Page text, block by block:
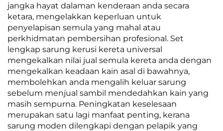
jangka hayat dalaman kenderaan anda secara
ketara, mengelakkan keperluan untuk
penyelapisan semula yang mahal atau
perkhidmatan pembersihan profesional. Set
lengkap sarung kerusi kereta universal
mengekalkan nilai jual semula kereta anda dengan
mengekalkan keadaan kain asal di bawahnya,
membolehkan anda mengalih keluar sarung
sebelum menjual sambil mendedahkan kain yang
masih sempurna. Peningkatan keselesaan
merupakan satu lagi manfaat penting, kerana
sarung moden dilengkapi dengan pelapik yang